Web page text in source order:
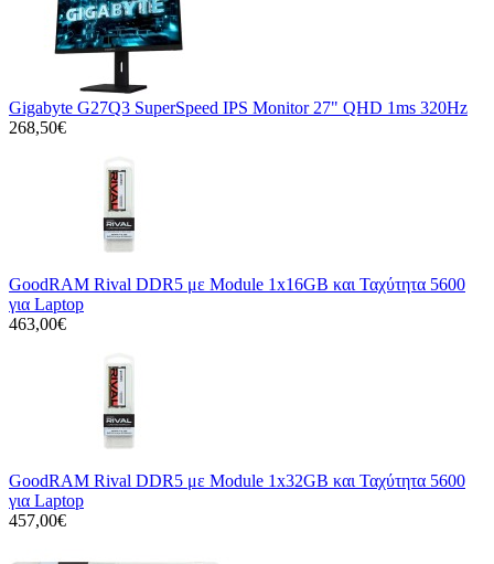
Gigabyte G27Q3 SuperSpeed IPS Monitor 27" QHD 1ms 320Hz
268,50€
GoodRAM Rival DDR5 με Module 1x16GB και Ταχύτητα 5600
για Laptop
463,00€
GoodRAM Rival DDR5 με Module 1x32GB και Ταχύτητα 5600
για Laptop
457,00€